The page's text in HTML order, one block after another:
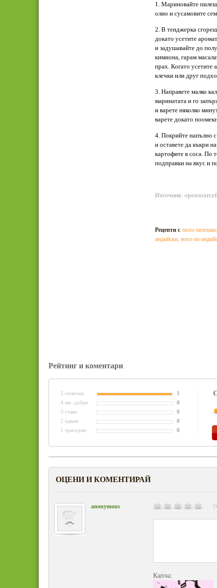
1. Мариновайте
олио и сусамовите
2. В тенджерка
докато усетите
и задушавайте до
кимиона, гарам
прах. Когато усетите
клечки или друг
3. Направете малко
маринатата и го
и варете няколко
варете докато
4. Покрийте напълно
и оставете да къкри
картофите в соса. По
подправки на вкус и
Източник:
Рецепти с люто пилешко
индийски, месо по
Рейтинг и коментари
5 отлична
1
4 мн. добре
0
3 става
0
2 едвам
0
1 трагедия
0
ОЦЕНИ И КОМЕНТИРАЙ
anonymous
Капча: